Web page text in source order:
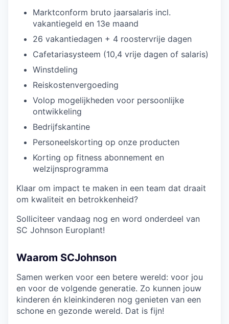
Marktconform bruto jaarsalaris incl.
vakantiegeld en 13e maand
26 vakantiedagen + 4 roostervrije dagen
Cafetariasysteem (10,4 vrije dagen of salaris)
Winstdeling
Reiskostenvergoeding
Volop mogelijkheden voor persoonlijke
ontwikkeling
Bedrijfskantine
Personeelskorting op onze producten
Korting op fitness abonnement en
welzijnsprogramma
Klaar om impact te maken in een team dat draait
om kwaliteit en betrokkenheid?
Solliciteer vandaag nog en word onderdeel van
SC Johnson Europlant!
Waarom SCJohnson
Samen werken voor een betere wereld: voor jou
en voor de volgende generatie. Zo kunnen jouw
kinderen én kleinkinderen nog genieten van een
schone en gezonde wereld. Dat is fijn!